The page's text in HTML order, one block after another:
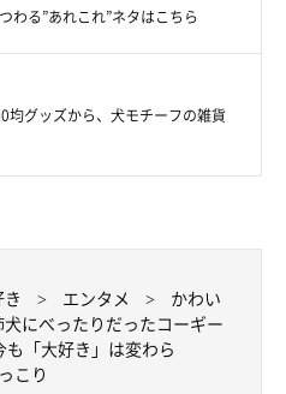
。
成長を見せているポルテちゃ
好きで、常にコパンちゃんのい
す。
思えば、急にぴったりくっつい
は2頭の姿を見守っていて、こ
わる”あれこれ”ネタはこちら
均グッズから、犬モチーフの雑貨
エンタメ
かわい
にべったりだったコーギー
「大好き」は変わら
こり